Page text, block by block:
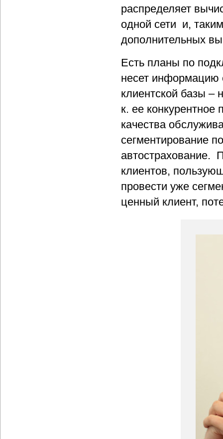
распределяет
одной сети и,
дополнительных
Есть планы по
несет информацию
клиентской базы –
к. ее конкурентное
качества
сегментирование
автострахование.
клиентов,
провести уже
ценный клиент,